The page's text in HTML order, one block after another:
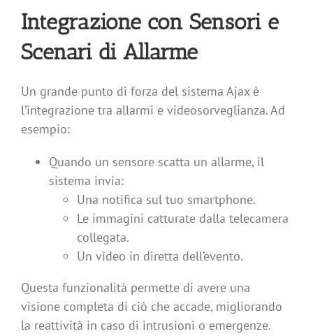
Integrazione con Sensori e
Scenari di Allarme
Un grande punto di forza del sistema Ajax è
l’integrazione tra allarmi e videosorveglianza. Ad
esempio:
Quando un sensore scatta un allarme, il
sistema invia:
Una notifica sul tuo smartphone.
Le immagini catturate dalla telecamera
collegata.
Un video in diretta dell’evento.
Questa funzionalità permette di avere una
visione completa di ciò che accade, migliorando
la reattività in caso di intrusioni o emergenze.